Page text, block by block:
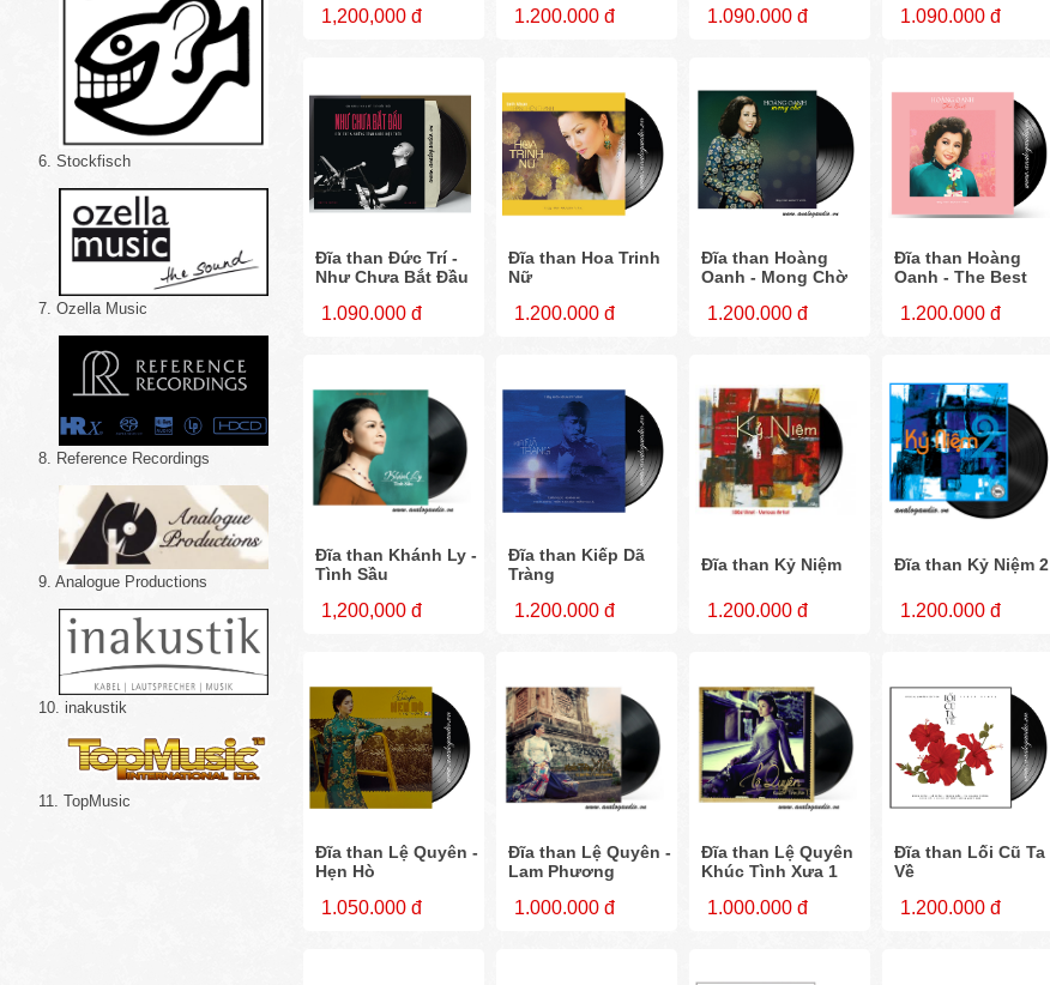
6. Stockfisch
7. Ozella Music
8. Reference Recordings
9. Analogue Productions
10. inakustik
11. TopMusic
1,200,000 đ 1.200.000 đ 1.090.000 đ 1.090.000 đ
Đĩa than Đức Trí -
Như Chưa Bắt Đầu
1.090.000 đ
Đĩa than Hoa Trinh
Nữ
1.200.000 đ
Đĩa than Hoàng
Oanh - Mong Chờ
1.200.000 đ
Đĩa than Hoàng
Oanh - The Best
1.200.000 đ
Đĩa than Khánh Ly -
Tình Sầu
1,200,000 đ
Đĩa than Kiếp Dã
Tràng
1.200.000 đ
Đĩa than Kỷ Niệm
1.200.000 đ
Đĩa than Kỷ Niệm 2
1.200.000 đ
Đĩa than Lệ Quyên -
Hẹn Hò
1.050.000 đ
Đĩa than Lệ Quyên -
Lam Phương
1.000.000 đ
Đĩa than Lệ Quyên
Khúc Tình Xưa 1
1.000.000 đ
Đĩa than Lối Cũ Ta
Về
1.200.000 đ